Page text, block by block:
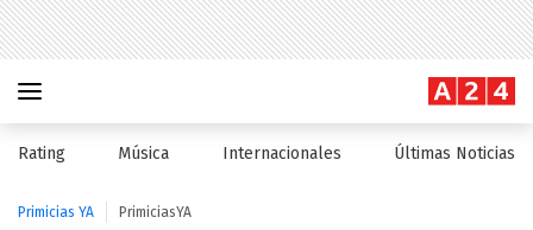
Rating Música Internacionales Últimas Noticias
Primicias YA PrimiciasYA